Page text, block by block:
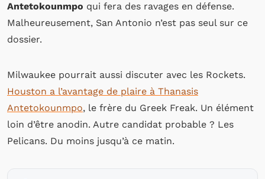
Antetokounmpo qui fera des ravages en défense.
Malheureusement, San Antonio n’est pas seul sur ce
dossier.
Milwaukee pourrait aussi discuter avec les Rockets.
Houston a l’avantage de plaire à Thanasis
Antetokounmpo, le frère du Greek Freak. Un élément
loin d’être anodin. Autre candidat probable ? Les
Pelicans. Du moins jusqu’à ce matin.